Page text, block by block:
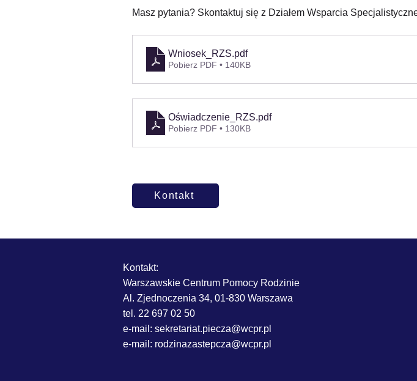
Masz pytania? Skontaktuj się z Działem Wsparcia
Wniosek_RZS.pdf
Pobierz PDF • 140KB
Oświadczenie_RZS.pdf
Pobierz PDF • 130KB
Kontakt
Kontakt:
Warszawskie Centrum Pomocy Rodzinie
Al. Zjednoczenia 34, 01-830 Warszawa
tel. 22 697 02 50
e-mail: sekretariat.piecza@wcpr.pl
e-mail: rodzinazastepcza@wcpr.pl